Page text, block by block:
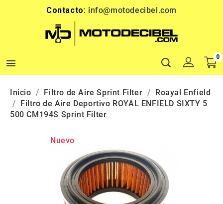
Contacto: info@motodecibel.com

0
Inicio Filtro de Aire Sprint Filter
Roayal Enfield
Filtro de Aire Deportivo ROYAL ENFIELD SIXTY 5
500 CM194S Sprint Filter
Nuevo